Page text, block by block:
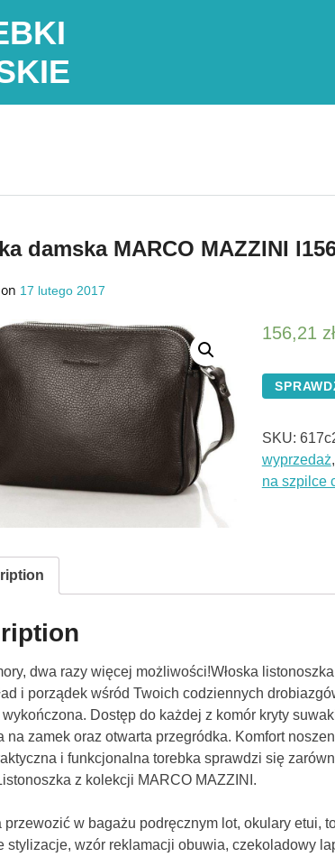
damska MARCO MAZZINI
17 lutego 2017
156,21 zł
SKU:
wyprzedaż,
na szpilce
dwa razy więcej możliwości!Włoska
i porządek wśród Twoich codziennych
Dostęp do każdej z komór kryty
na zamek oraz otwarta przegródka. Komfort
i funkcjonalna torebka sprawdzi się
z kolekcji MARCO MAZZINI.
przewozić w bagażu podręcznym lot, okulary etui,
stylizacje, wzór reklamacji obuwia, czekoladowy